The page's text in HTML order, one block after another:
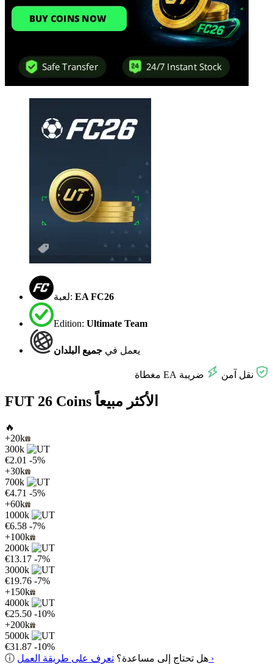
لعبة: EA FC26
Edition: Ultimate Team
يعمل في جميع البلدان
نقل آمن ضريبة EA مغطاة
FUT 26 Coins الأكثر مبيعاً
🔥
+20k
300k
€2.01 -5%
+30k
700k
€4.71 -5%
+60k
1000k
€6.58 -7%
+100k
2000k
€13.17 -7%
3000k
€19.76 -7%
+150k
4000k
€25.50 -10%
+200k
5000k
€31.87 -10%
ⓘ
هل تحتاج إلى مساعدة؟ تعرف على طريقة العمل ›